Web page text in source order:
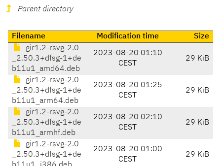
Parent directory
Filename Modification time
Size
gir1.2-rsvg-2.0
_2.50.3+dfsg-1+de
b11u1_amd64.deb
2023-08-20 01:10
CEST
29 KiB
gir1.2-rsvg-2.0
_2.50.3+dfsg-1+de
b11u1_arm64.deb
2023-08-20 01:25
CEST
29 KiB
gir1.2-rsvg-2.0
_2.50.3+dfsg-1+de
b11u1_armhf.deb
2023-08-20 02:10
CEST
29 KiB
gir1.2-rsvg-2.0
_2.50.3+dfsg-1+de
2023-08-20 01:00
CEST
29 KiB